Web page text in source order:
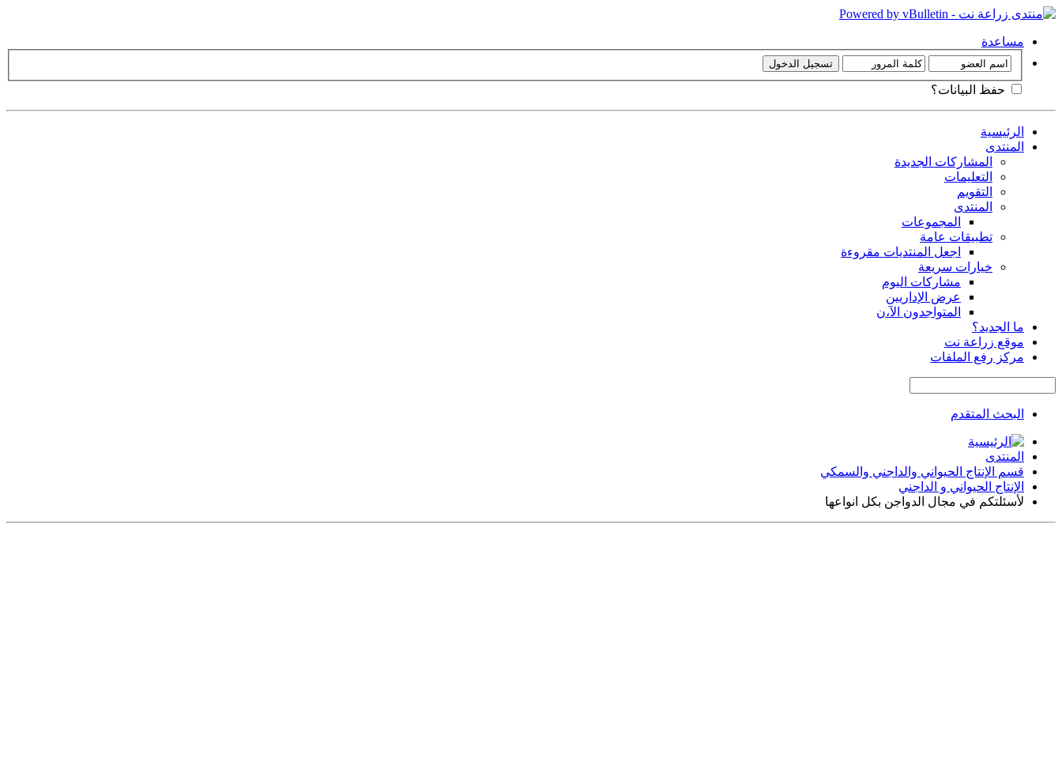
مساعدة
حفظ البيانات؟
الرئيسية
المنتدى
المشاركات الجديدة
التعليمات
التقويم
المنتدى
المجموعات
تطبيقات عامة
اجعل المنتديات مقروءة
خيارات سريعة
مشاركات اليوم
عرض الإداريين
المتواجدون الآ،ن
ما الجديد؟
موقع زراعة نت
مركز رفع الملفات
البحث المتقدم
المنتدى
قسم الإنتاج الحيواني والداجني والسمكي
الإنتاج الحيواني و الداجني
لأسئلتكم في مجال الدواجن بكل انواعها